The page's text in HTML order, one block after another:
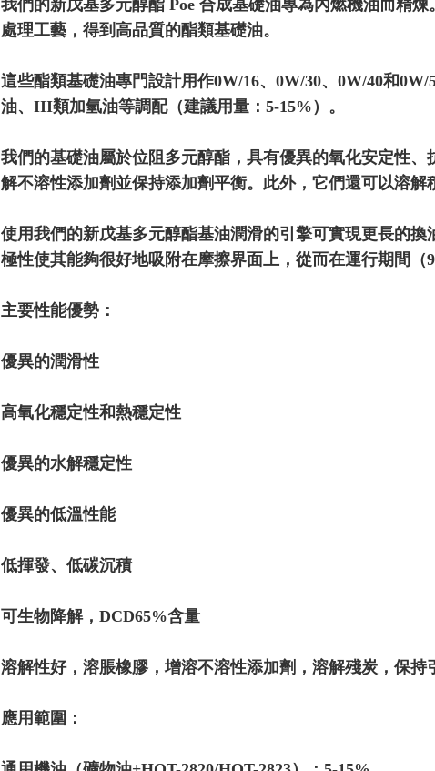
我們的新戊基多元醇酯 Poe 合成基礎油專為內燃機油而精
處理工藝，得到高品質的酯類基礎油。
這些酯類基礎油專門設計用作0W/16、0W/30、0W/40和
油、III類加氫油等調配（建議用量：5-15%）。
我們的基礎油屬於位阻多元醇酯，具有優異的氧化安定性
解不溶性添加劑並保持添加劑平衡。此外，它們還可以溶解
使用我們的新戊基多元醇酯基油潤滑的引擎可實現更長的
極性使其能夠很好地吸附在摩擦界面上，從而在運行期間
主要性能優勢：
優異的潤滑性
高氧化穩定性和熱穩定性
優異的水解穩定性
優異的低溫性能
低揮發、低碳沉積
可生物降解，DCD65%含量
溶解性好，溶脹橡膠，增溶不溶性添加劑，溶解殘炭，保持
應用範圍：